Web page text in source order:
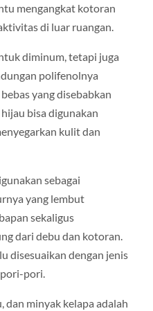
mengangkat kotoran
di luar ruangan.
diminum, tetapi juga
polifenolnya
yang disebabkan
bisa digunakan
kulit dan
sebagai
yang lembut
sekaligus
dari debu dan kotoran.
disesuaikan dengan jenis
pori.
dan minyak kelapa adalah